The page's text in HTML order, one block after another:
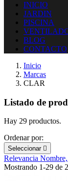
INICIO
JARDIN
PISCINA
BLOG
CONTACTO
Inicio
Marcas
CLAR
Listado de
Hay 29 productos.
Ordenar por:
Seleccionar 
Relevancia
Mostrando 1-29 de